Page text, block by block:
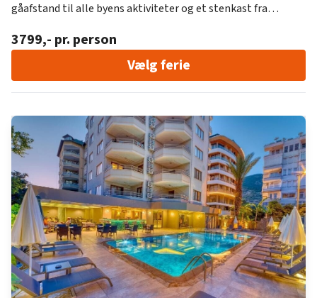
gåafstand til alle byens aktiviteter og et stenkast fra
den attraktive Kleopatra Strand og har et skønt poolområde
med poolbar samt en dejlig spa afdelingen, hvor du blandt
andet kan opleve tyrkisk bad.
Vælg ferie
3799,- pr. person